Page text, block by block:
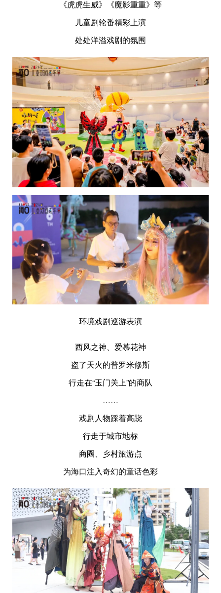
《虎虎生威》《魔影重重》等
儿童剧轮番精彩上演
处处洋溢戏剧的氛围
环境戏剧巡游表演
西风之神、爱慕花神
盗了天火的普罗米修斯
行走在“玉门关上”的商队
……
戏剧人物踩着高跷
行走于城市地标
商圈、乡村旅游点
为海口注入奇幻的童话色彩